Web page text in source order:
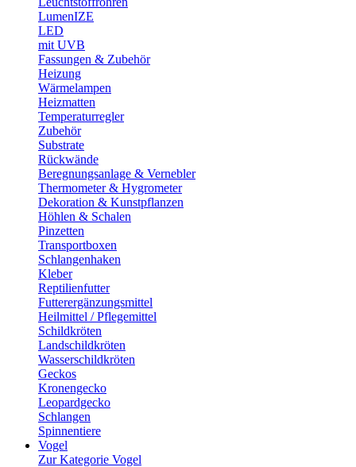
LumenIZE
LED
mit UVB
Fassungen & Zubehör
Heizung
Wärmelampen
Heizmatten
Temperaturregler
Zubehör
Substrate
Rückwände
Beregnungsanlage & Vernebler
Thermometer & Hygrometer
Dekoration & Kunstpflanzen
Höhlen & Schalen
Pinzetten
Transportboxen
Schlangenhaken
Kleber
Reptilienfutter
Futterergänzungsmittel
Heilmittel / Pflegemittel
Schildkröten
Landschildkröten
Wasserschildkröten
Geckos
Kronengecko
Leopardgecko
Schlangen
Spinnentiere
Vogel
Zur Kategorie Vogel